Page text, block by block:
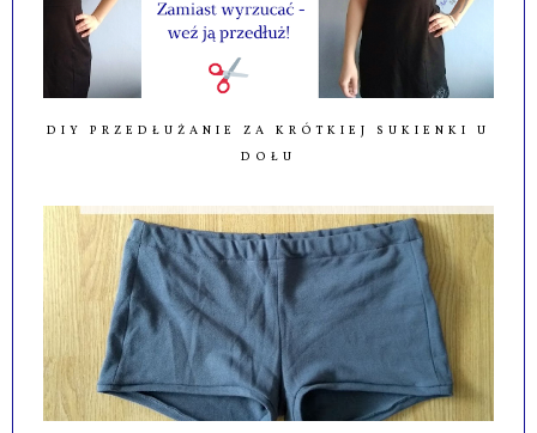
DIY PRZEDŁUŻANIE ZA KRÓTKIEJ SUKIENKI U
DOŁU